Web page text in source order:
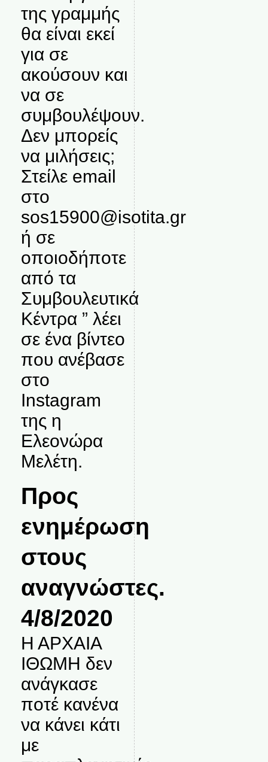
της γραμμής
θα είναι εκεί
για σε
ακούσουν και
να σε
συμβουλέψουν.
Δεν μπορείς
να μιλήσεις;
Στείλε email
στο
sos15900@isotita.gr
ή σε
οποιοδήποτε
από τα
Συμβουλευτικά
Κέντρα ” λέει
σε ένα βίντεο
που ανέβασε
στο
Instagram
της η
Ελεονώρα
Μελέτη.
Προς
ενημέρωση
στους
αναγνώστες.
4/8/2020
Η ΑΡΧΑΙΑ
ΙΘΩΜΗ δεν
ανάγκασε
ποτέ κανένα
να κάνει κάτι
με